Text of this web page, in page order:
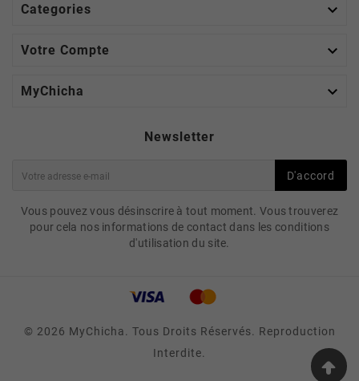
Categories 
Votre Compte 
MyChicha 
Newsletter
D'accord
Vous pouvez vous désinscrire à tout moment. Vous trouverez
pour cela nos informations de contact dans les conditions
d'utilisation du site.
© 2026 MyChicha. Tous Droits Réservés. Reproduction
Interdite.